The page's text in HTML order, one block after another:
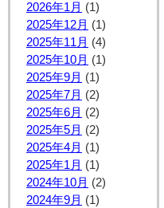
2026年1月 (1)
2025年12月 (1)
2025年11月 (4)
2025年10月 (1)
2025年9月 (1)
2025年7月 (2)
2025年6月 (2)
2025年5月 (2)
2025年4月 (1)
2025年1月 (1)
2024年10月 (2)
2024年9月 (1)